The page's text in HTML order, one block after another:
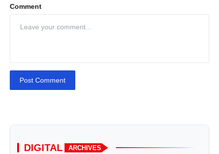
Comment
Post Comment
DIGITAL ARCHIVES